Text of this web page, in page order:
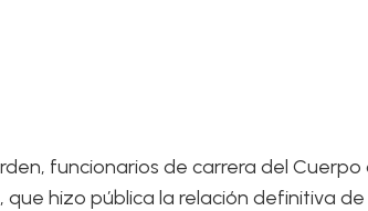
funcionarios de carrera del
que hizo pública la relación definitiva